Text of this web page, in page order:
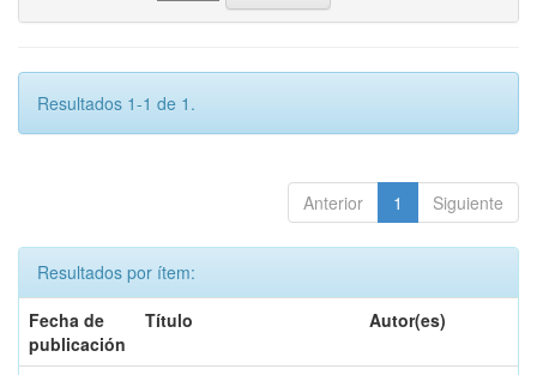
Resultados 1-1 de 1.
Anterior 1 Siguiente
Resultados por ítem:
Fecha de
publicación
Título Autor(es)